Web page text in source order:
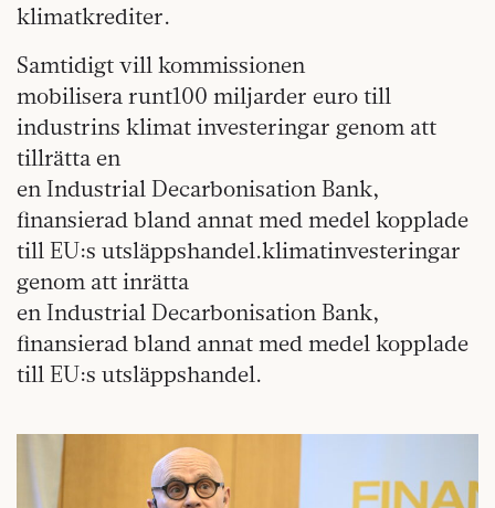
klimatkrediter.
Samtidigt vill kommissionen
mobilisera runt100 miljarder euro till
industrins klimat investeringar genom att
tillrätta en
en Industrial Decarbonisation Bank,
finansierad bland annat med medel kopplade
till EU:s utsläppshandel.klimatinvesteringar
genom att inrätta
en Industrial Decarbonisation Bank,
finansierad bland annat med medel kopplade
till EU:s utsläppshandel.